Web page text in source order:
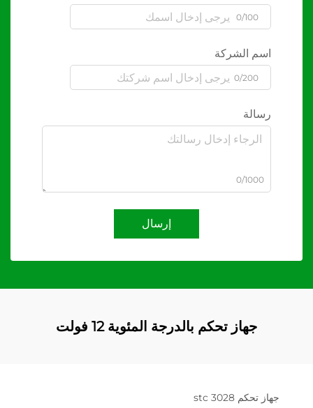
0/100
اسم الشركة
0/200
رسالة
0/1000
إرسال
جهاز تحكم بالدرجة المئوية 12 فولت
جهاز تحكم stc 3028